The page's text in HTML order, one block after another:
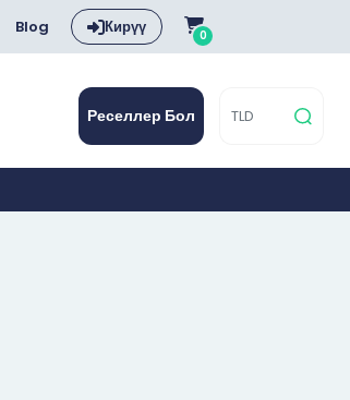
Blog Кирүү 0
Реселлер Бол